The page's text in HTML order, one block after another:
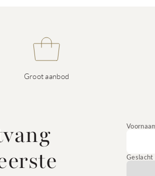
Groot aanbod
Geslacht